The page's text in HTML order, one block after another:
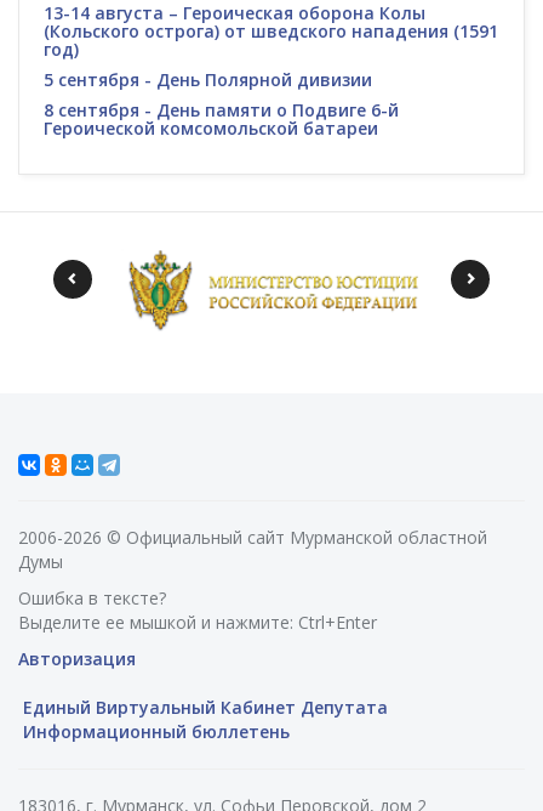
13-14 августа – Героическая оборона Колы
(Кольского острога) от шведского нападения (1591
год)
5 сентября - День Полярной дивизии
8 сентября - День памяти о Подвиге 6-й
Героической комсомольской батареи
2006-2026 © Официальный сайт Мурманской областной
Думы
Ошибка в тексте?
Выделите ее мышкой и нажмите: Ctrl+Enter
Авторизация
Единый Виртуальный Кабинет Депутата
Информационный бюллетень
183016, г. Мурманск, ул. Софьи Перовской, дом 2